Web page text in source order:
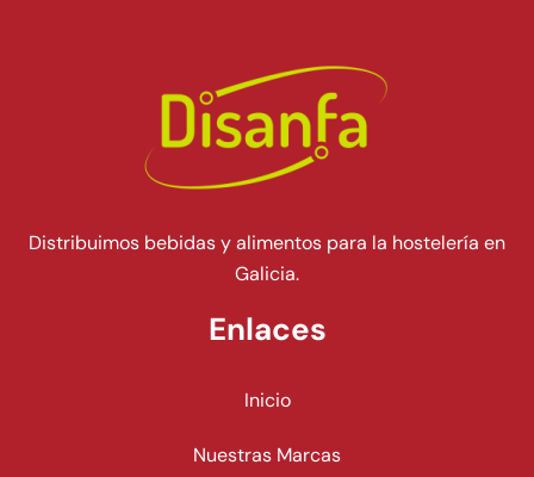
Distribuimos bebidas y alimentos para la hostelería en
Galicia.
Enlaces
Inicio
Nuestras Marcas